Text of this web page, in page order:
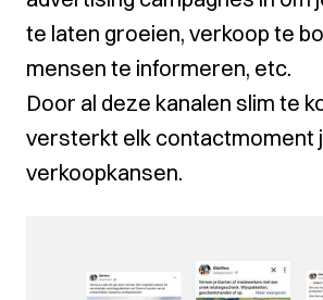
te laten groeien, verkoop te
mensen te informeren, etc.
Door al deze kanalen slim te
versterkt elk contactmoment
verkoopkansen.